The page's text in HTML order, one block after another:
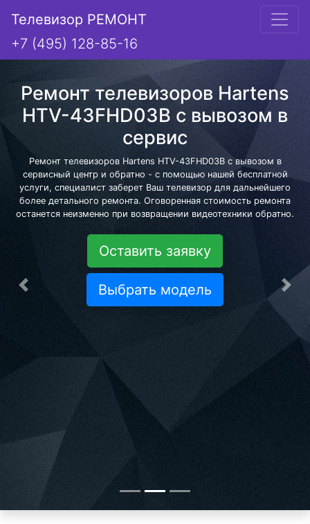
Телевизор РЕМОНТ
+7 (495) 128-85-16
Ремонт телевизоров Hartens
HTV-43FHD03B с вывозом в
сервис
Ремонт телевизоров Hartens HTV-43FHD03B с вывозом в
сервисный центр и обратно - с помощью нашей бесплатной
услуги, специалист заберет Ваш телевизор для дальнейшего
более детального ремонта. Оговоренная стоимость ремонта
останется неизменно при возвращении видеотехники обратно.
Оставить заявку
Выбрать модель
Предыдущая